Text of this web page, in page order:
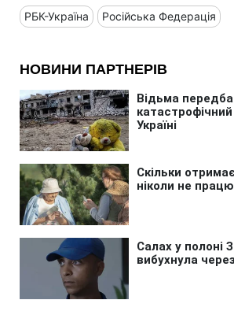
РБК-Україна Російська Федерація